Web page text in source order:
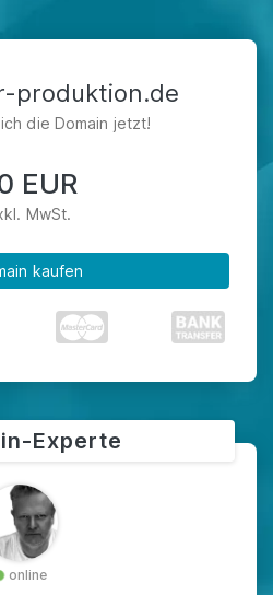
produktion.de
die Domain jetzt!
EUR
MwSt.
kaufen
Experte
online